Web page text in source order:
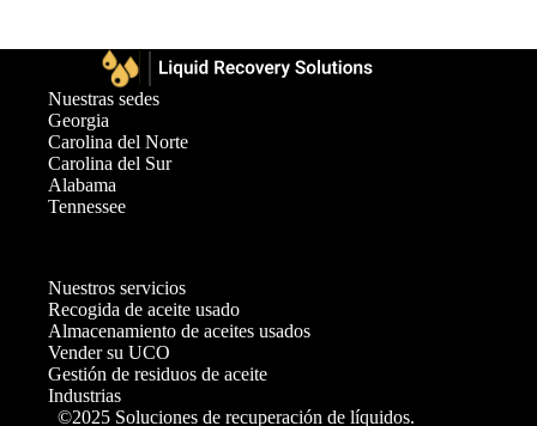
Nuestras sedes
Georgia
Carolina del Norte
Carolina del Sur
Alabama
Tennessee
Nuestros servicios
Recogida de aceite usado
Almacenamiento de aceites usados
Vender su UCO
Gestión de residuos de aceite
Industrias
©2025 Soluciones de recuperación de líquidos.